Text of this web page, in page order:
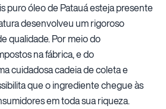
puro óleo de Patauá esteja presente
desenvolveu um rigoroso
qualidade. Por meio do
na fábrica, e do
cuidadosa cadeia de coleta e
que o ingrediente chegue às
em toda sua riqueza.